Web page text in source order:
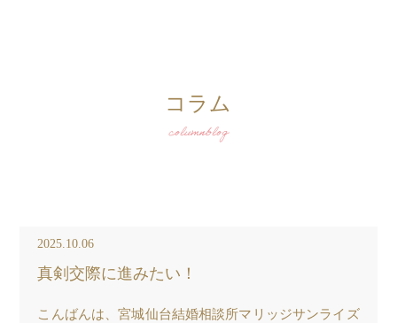
コラム
columnblog
2025.10.06
真剣交際に進みたい！
こんばんは、宮城仙台結婚相談所マリッジサンライズ